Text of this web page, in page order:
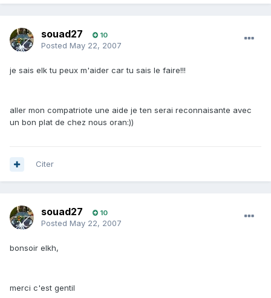
souad27 10
Posted May 22, 2007
je sais elk tu peux m'aider car tu sais le faire!!!
aller mon compatriote une aide je ten serai reconnaisante avec
un bon plat de chez nous oran:))
Citer
souad27 10
Posted May 22, 2007
bonsoir elkh,
merci c'est gentil